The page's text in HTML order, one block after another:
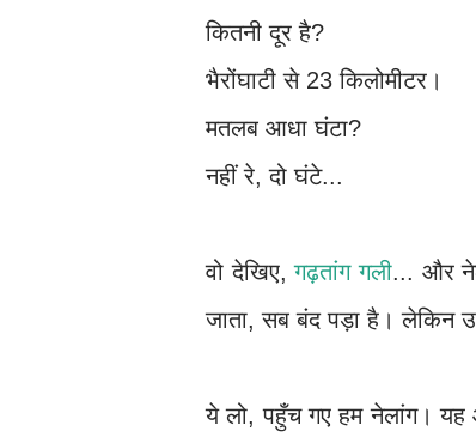
कितनी दूर है?
भैरोंघाटी से 23 किलोमीटर।
मतलब आधा घंटा?
नहीं रे, दो घंटे...
वो देखिए,गढ़तांग गली... और
जाता, सब बंद पड़ा है। लेकिन
ये लो, पहुँच गए हम नेलांग। यह